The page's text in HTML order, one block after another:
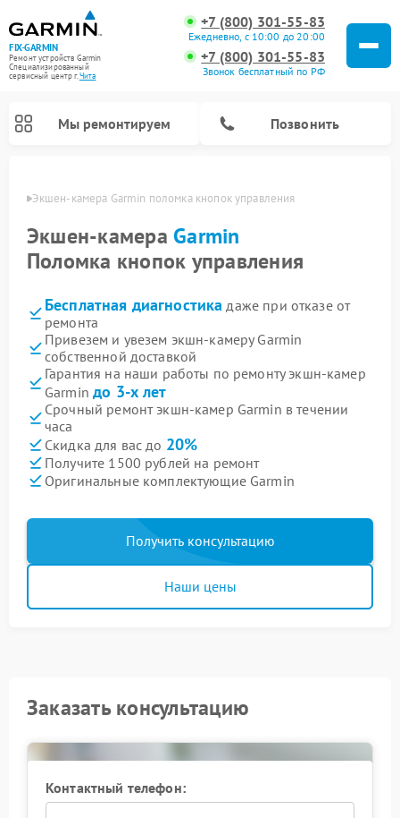
FIX-GARMIN
Ремонт устройств Garmin
Специализированный
cервисный центр г.Чита
+7 (800) 301-55-83
Ежедневно, с 10:00 до 20:00
+7 (800) 301-55-83
Звонок бесплатный по РФ
Мы ремонтируем Позвонить
Экшен-камера Garmin поломка кнопок управления
Экшен-камера Garmin
Поломка кнопок управления
Бесплатная диагностика даже при отказе от
ремонта
Привезем и увезем экшн-камеру Garmin
собственной доставкой
Гарантия на наши работы по ремонту экшн-камер
Garminдо 3-х лет
Срочный ремонт экшн-камер Garmin в течении
часа
Скидка для вас до 20%
Получите 1500 рублей на ремонт
Оригинальные комплектующие Garmin
Получить консультацию
Наши цены
Заказать консультацию
Контактный телефон: